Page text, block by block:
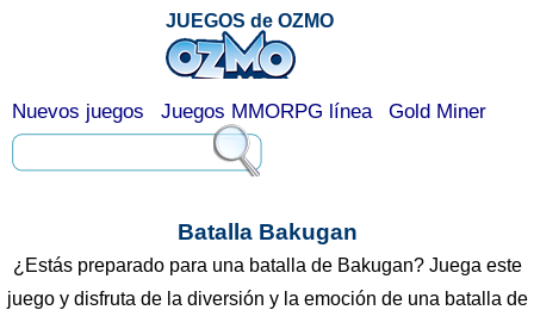
Batalla Bakugan
¿Estás preparado para una batalla de Bakugan? Juega este
juego y disfruta de la diversión y la emoción de una batalla de
JUEGOS de OZMO
Nuevos juegos Juegos MMORPG línea Gold Miner